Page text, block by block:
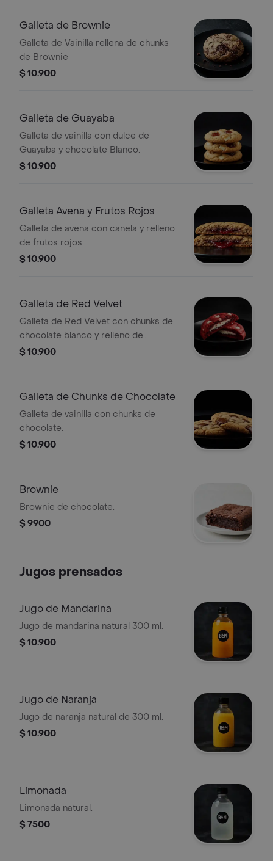
Galleta de Brownie
Galleta de Vainilla rellena de chunks
de Brownie
$ 10.900
Galleta de Guayaba
Galleta de vainilla con dulce de
Guayaba y chocolate Blanco.
$ 10.900
Galleta Avena y Frutos Rojos
Galleta de avena con canela y relleno
de frutos rojos.
$ 10.900
Galleta de Red Velvet
Galleta de Red Velvet con chunks de
chocolate blanco y relleno de
Cheesecake.
$ 10.900
Galleta de Chunks de Chocolate
Galleta de vainilla con chunks de
chocolate.
$ 10.900
Brownie
Brownie de chocolate.
$ 9900
Jugos prensados
Jugo de Mandarina
Jugo de mandarina natural 300 ml.
$ 10.900
Jugo de Naranja
Jugo de naranja natural de 300 ml.
$ 10.900
Limonada
Limonada natural.
$ 7500